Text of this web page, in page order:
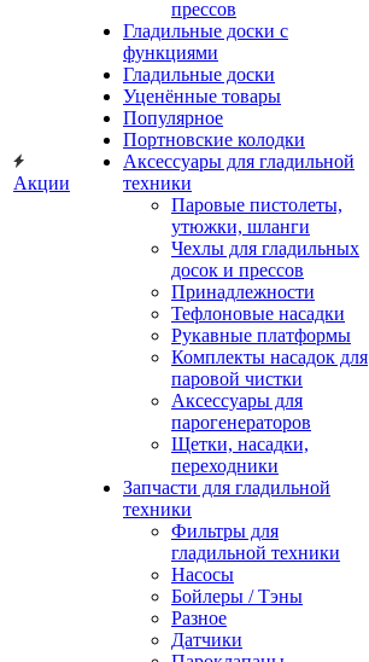
Акции
прессов
Гладильные доски с
функциями
Гладильные доски
Уценённые товары
Популярное
Портновские колодки
Аксессуары для гладильной
техники
Паровые пистолеты,
утюжки, шланги
Чехлы для гладильных
досок и прессов
Принадлежности
Тефлоновые насадки
Рукавные платформы
Комплекты насадок для
паровой чистки
Аксессуары для
парогенераторов
Щетки, насадки,
переходники
Запчасти для гладильной
техники
Фильтры для
гладильной техники
Насосы
Бойлеры / Тэны
Разное
Датчики